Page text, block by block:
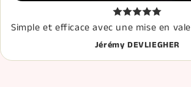
Simple et efficace avec une mise en
Jérémy DEVLIEGHER